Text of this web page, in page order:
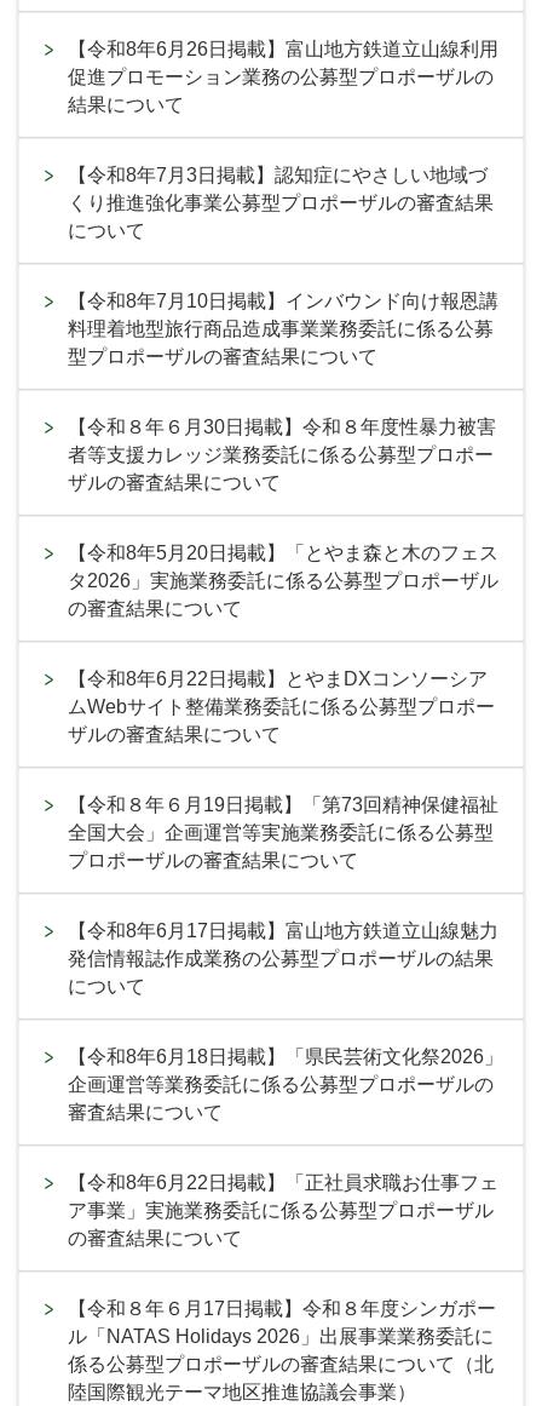
【令和8年6月26日掲載】富山地方鉄道立山線利用
促進プロモーション業務の公募型プロポーザルの
結果について
【令和8年7月3日掲載】認知症にやさしい地域づ
くり推進強化事業公募型プロポーザルの審査結果
について
【令和8年7月10日掲載】インバウンド向け報恩講
料理着地型旅行商品造成事業業務委託に係る公募
型プロポーザルの審査結果について
【令和８年６月30日掲載】令和８年度性暴力被害
者等支援カレッジ業務委託に係る公募型プロポー
ザルの審査結果について
【令和8年5月20日掲載】「とやま森と木のフェス
タ2026」実施業務委託に係る公募型プロポーザル
の審査結果について
【令和8年6月22日掲載】とやまDXコンソーシア
ムWebサイト整備業務委託に係る公募型プロポー
ザルの審査結果について
【令和８年６月19日掲載】「第73回精神保健福祉
全国大会」企画運営等実施業務委託に係る公募型
プロポーザルの審査結果について
【令和8年6月17日掲載】富山地方鉄道立山線魅力
発信情報誌作成業務の公募型プロポーザルの結果
について
【令和8年6月18日掲載】「県民芸術文化祭2026」
企画運営等業務委託に係る公募型プロポーザルの
審査結果について
【令和8年6月22日掲載】「正社員求職お仕事フェ
ア事業」実施業務委託に係る公募型プロポーザル
の審査結果について
【令和８年６月17日掲載】令和８年度シンガポー
ル「NATAS Holidays 2026」出展事業業務委託に
係る公募型プロポーザルの審査結果について（北
陸国際観光テーマ地区推進協議会事業）